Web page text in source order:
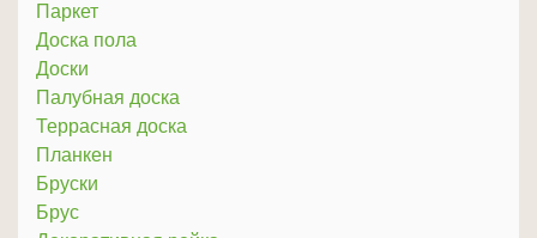
Паркет
Доска пола
Доски
Палубная доска
Террасная доска
Планкен
Бруски
Брус